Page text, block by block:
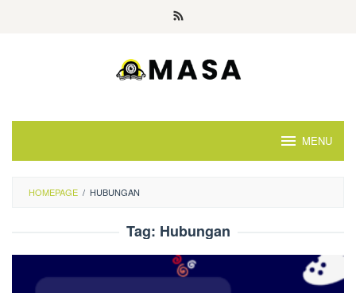
MENU
HOMEPAGE / HUBUNGAN
Tag: Hubungan